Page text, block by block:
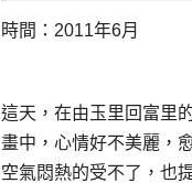
時間：2011年6月
這天，在由玉里回富里
畫中，心情好不美麗，
空氣悶熱的受不了，也